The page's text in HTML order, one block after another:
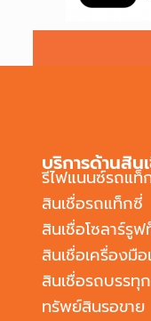
บริการด้านสิน
รีไฟแนนซ์รถแท็
สินเชื่อรถแท็กซี่
สินเชื่อโซลาร์รู
สินเชื่อเครื่องมื
สินเชื่อรถบรรทุก
ทรัพย์สินรอขาย